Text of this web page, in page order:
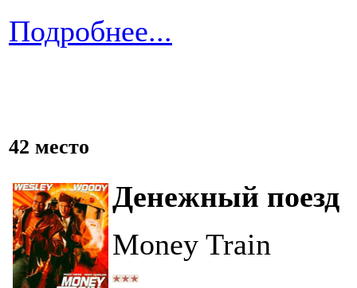
Подробнее...
42 место
Денежный поезд
Money Train